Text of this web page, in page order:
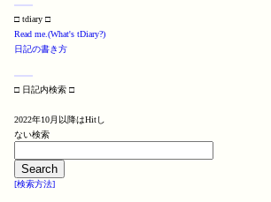
□ tdiary □
Read me.(What's tDiary?)
日記の書き方
□ 日記内検索 □
2022年10月以降はHitし
ない検索
[検索方法]